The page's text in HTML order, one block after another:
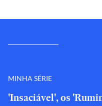
MINHA SÉRIE
'Insaciável', os